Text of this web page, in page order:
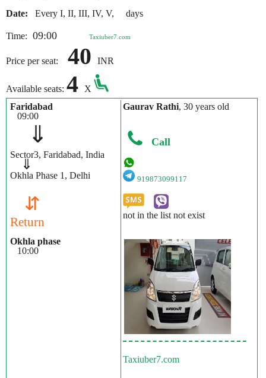
Date: Every I, II, III, IV, V, days
Time: 09:00 Taxiuber7.com
Price per seat: 40 INR
Available seats: 4
X
Faridabad
09:00
⇓
Sector3, Faridabad, India
⇓
Okhla Phase 1, Delhi
⇵
Return
Okhla phase
10:00
Gaurav Rathi, 30 years old
Call
919873099117
not in the list not exist
Taxiuber7.com